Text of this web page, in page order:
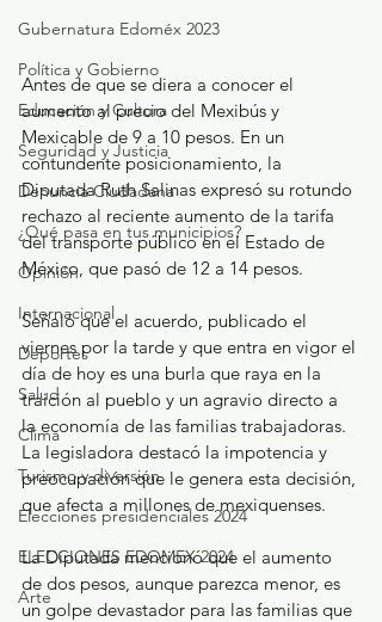
Gubernatura Edoméx 2023
Política y Gobierno
Educación y Cultura
Seguridad y Justicia
Denuncia Ciudadana
¿Qué pasa en tus municipios?
Opinión
Internacional
Deportes
Salud
Clima
Turismo y diversión
Elecciones presidenciales 2024
ELECCIONES EDOMEX 2024
Arte
Antes de que se diera a conocer el
aumento al precio del Mexibús y
Mexicable de 9 a 10 pesos. En un
contundente posicionamiento, la
Diputada Ruth Salinas expresó su rotundo
rechazo al reciente aumento de la tarifa
del transporte público en el Estado de
México, que pasó de 12 a 14 pesos.
Señaló que el acuerdo, publicado el
viernes por la tarde y que entra en vigor el
día de hoy es una burla que raya en la
traición al pueblo y un agravio directo a
la economía de las familias trabajadoras.
La legisladora destacó la impotencia y
preocupación que le genera esta decisión,
que afecta a millones de mexiquenses.
La Diputada mencionó que el aumento
de dos pesos, aunque parezca menor, es
un golpe devastador para las familias que